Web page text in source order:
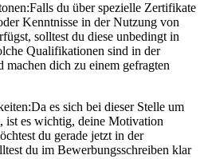
Falls du über spezielle Zertifikate
Kenntnisse in der Nutzung von
solltest du diese unbedingt in
Qualifikationen sind in der
dich zu einem gefragten
Da es sich bei dieser Stelle um
ist es wichtig, deine Motivation
du gerade jetzt in der
du im Bewerbungsschreiben klar